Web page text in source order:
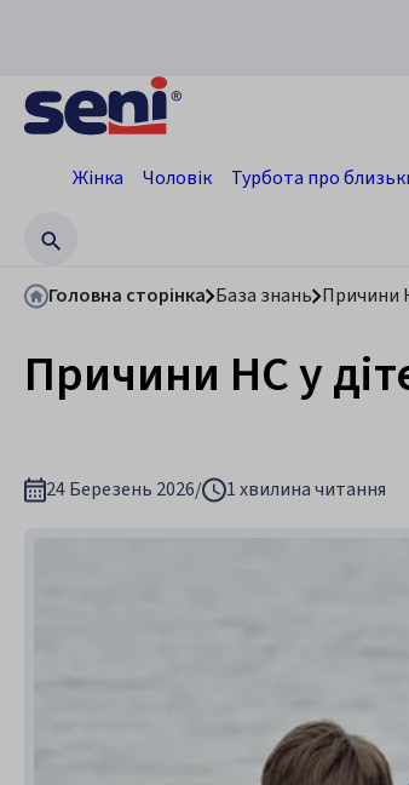
Жінка Чоловік Турбота про
Головна сторінка База знань Причини
Причини НС у
24 Березень 2026/ 1 хвилина читання